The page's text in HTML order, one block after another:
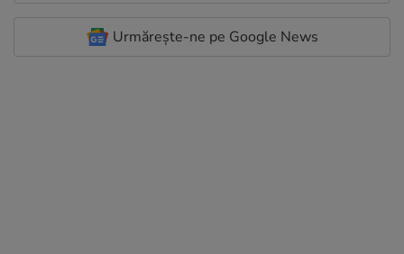
Urmărește-ne pe Google News